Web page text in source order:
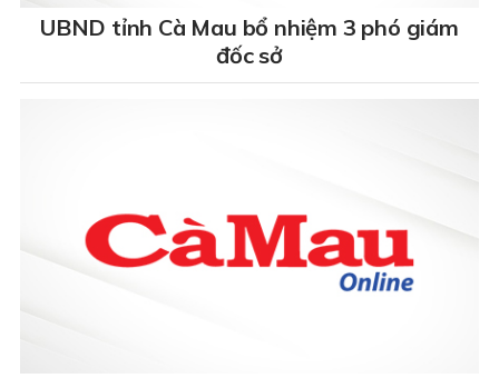
UBND tỉnh Cà Mau bổ nhiệm 3 phó giám
đốc sở